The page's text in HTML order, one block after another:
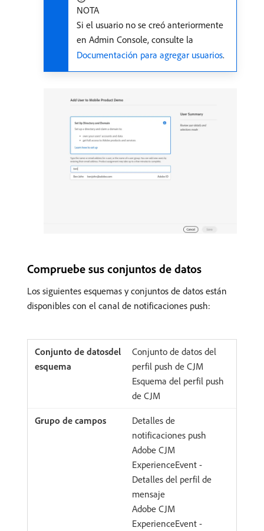
NOTA
Si el usuario no se creó anteriormente
en Admin Console, consulte la
Documentación para agregar usuarios.
Compruebe sus conjuntos de datos
Los siguientes esquemas y conjuntos de datos están
disponibles con el canal de notificaciones push:
Conjunto de datos del
perfil push de CJM
Esquema del perfil push
de CJM
Detalles de
notificaciones push
Adobe CJM
ExperienceEvent -
Detalles del perfil de
mensaje
Adobe CJM
ExperienceEvent -